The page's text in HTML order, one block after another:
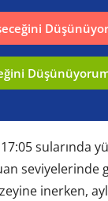
sularında
seviyelerinde
inerken,